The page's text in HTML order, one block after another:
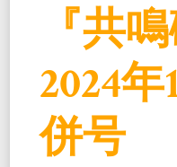
『共
2024
併号